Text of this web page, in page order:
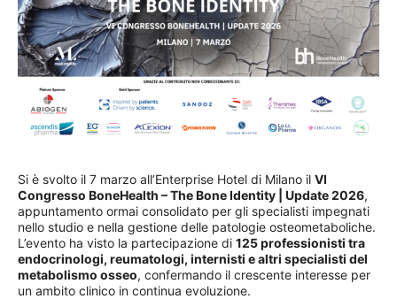
Si è svolto il 7 marzo all’Enterprise Hotel di Milano il VI
Congresso BoneHealth – The Bone Identity | Update 2026,
appuntamento ormai consolidato per gli specialisti impegnati
nello studio e nella gestione delle patologie osteometaboliche.
L’evento ha visto la partecipazione di 125 professionisti tra
endocrinologi, reumatologi, internisti e altri specialisti del
metabolismo osseo, confermando il crescente interesse per
un ambito clinico in continua evoluzione.